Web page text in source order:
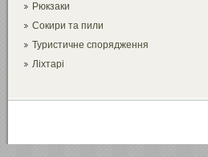
Рюкзаки
Сокири та пили
Туристичне спорядження
Ліхтарі